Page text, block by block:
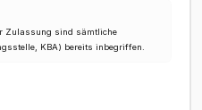
Zulassung sind sämtliche
KBA) bereits inbegriffen.